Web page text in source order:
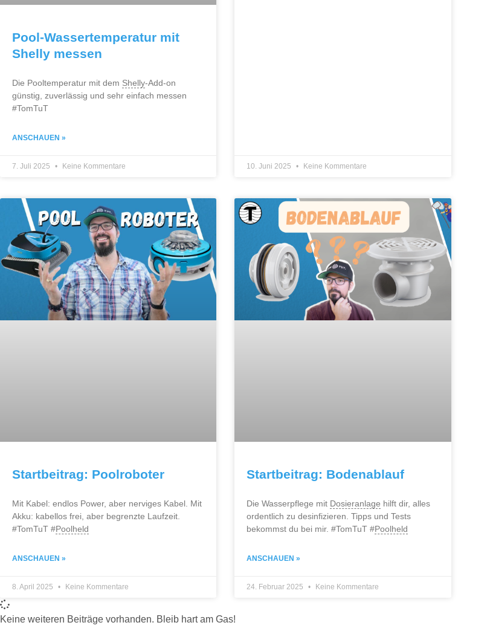
Pool-Wassertemperatur mit
Shelly messen
Die Pooltemperatur mit dem Shelly-Add-on
günstig, zuverlässig und sehr einfach messen
#TomTuT
ANSCHAUEN »
7. Juli 2025 Keine Kommentare 10. Juni 2025 Keine Kommentare
Startbeitrag: Poolroboter
Mit Kabel: endlos Power, aber nerviges Kabel. Mit
Akku: kabellos frei, aber begrenzte Laufzeit.
#TomTuT #Poolheld
ANSCHAUEN »
8. April 2025 Keine Kommentare
Startbeitrag: Bodenablauf
Die Wasserpflege mit Dosieranlage hilft dir, alles
ordentlich zu desinfizieren. Tipps und Tests
bekommst du bei mir. #TomTuT #Poolheld
ANSCHAUEN »
24. Februar 2025 Keine Kommentare
Keine weiteren Beiträge vorhanden. Bleib hart am Gas!